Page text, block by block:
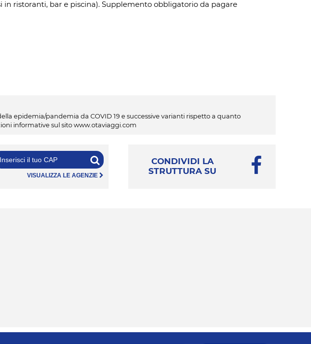
ristoranti, bar e piscina). Supplemento obbligatorio da pagare
epidemia/pandemia da COVID 19 e successive varianti rispetto a quanto
informative sul sito www.otaviaggi.com
VISUALIZZA LE AGENZIE
CONDIVIDI LA
STRUTTURA SU